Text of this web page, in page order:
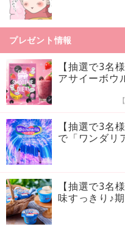
プレゼント情報
【抽選で3名
アサイーボウ
【抽選で3名
で「ワンダリ
【抽選で3名
味すっきり♪